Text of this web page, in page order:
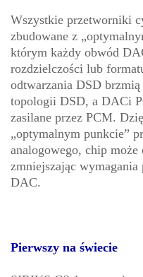
Wszystkie przetworniki
zbudowane z
którym każdy obwód
rozdzielczości lub
odtwarzania DSD
topologii DSD, a DACi
zasilane przez PCM.
„optymalnym punkcie”
analogowego, chip
zmniejszając
DAC.
Pierwszy na świecie